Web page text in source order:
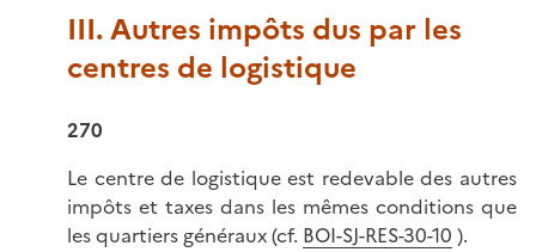
III. Autres impôts dus par les
centres de logistique
270
Le centre de logistique est redevable des autres
impôts et taxes dans les mêmes conditions que
les quartiers généraux (cf. BOI-SJ-RES-30-10 ).